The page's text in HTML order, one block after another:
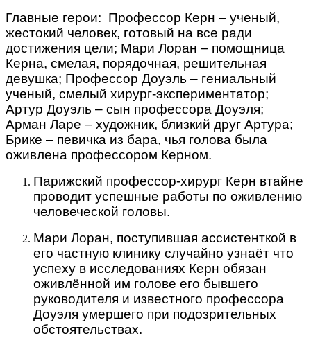
Главные герои: Профессор Керн – ученый,
жестокий человек, готовый на все ради
достижения цели; Мари Лоран – помощница
Керна, смелая, порядочная, решительная
девушка; Профессор Доуэль – гениальный
ученый, смелый хирург-экспериментатор;
Артур Доуэль – сын профессора Доуэля;
Арман Ларе – художник, близкий друг Артура;
Брике – певичка из бара, чья голова была
оживлена профессором Керном.
Парижский профессор-хирург Керн втайне
проводит успешные работы по оживлению
человеческой головы.
Мари Лоран, поступившая ассистенткой в
его частную клинику случайно узнаёт что
успеху в исследованиях Керн обязан
оживлённой им голове его бывшего
руководителя и известного профессора
Доуэля умершего при подозрительных
обстоятельствах.